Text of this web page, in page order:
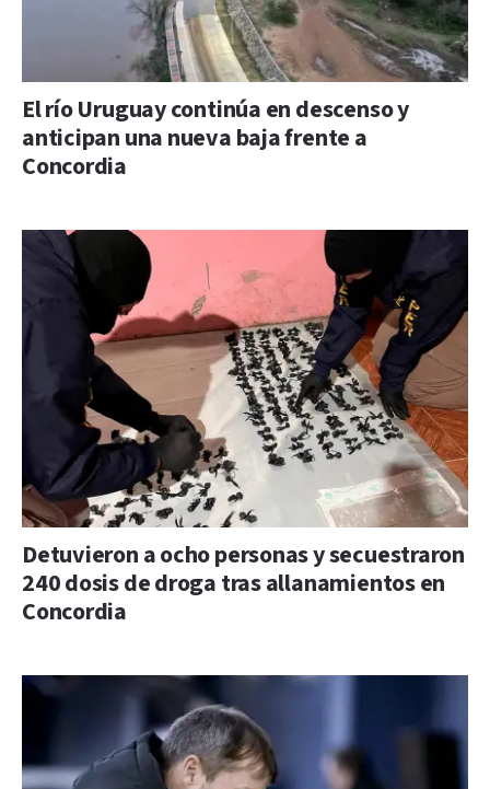
El río Uruguay continúa en descenso y
anticipan una nueva baja frente a
Concordia
Detuvieron a ocho personas y secuestraron
240 dosis de droga tras allanamientos en
Concordia